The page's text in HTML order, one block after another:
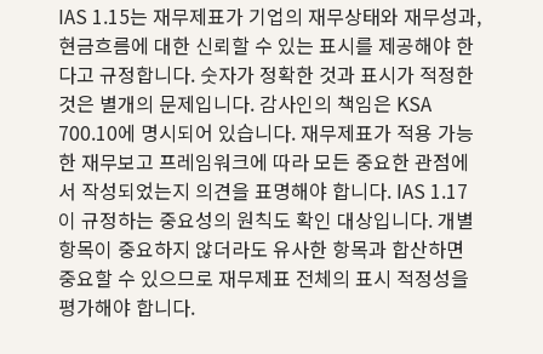
IAS 1.15는 재무제표가 기업의 재무상태와 재무성과,
현금흐름에 대한 신뢰할 수 있는 표시를 제공해야 한
다고 규정합니다. 숫자가 정확한 것과 표시가 적정한
것은 별개의 문제입니다. 감사인의 책임은 KSA
700.10에 명시되어 있습니다. 재무제표가 적용 가능
한 재무보고 프레임워크에 따라 모든 중요한 관점에
서 작성되었는지 의견을 표명해야 합니다. IAS 1.17
이 규정하는 중요성의 원칙도 확인 대상입니다. 개별
항목이 중요하지 않더라도 유사한 항목과 합산하면
중요할 수 있으므로 재무제표 전체의 표시 적정성을
평가해야 합니다.